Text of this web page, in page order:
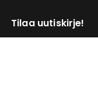
Tilaa uutiskirje!